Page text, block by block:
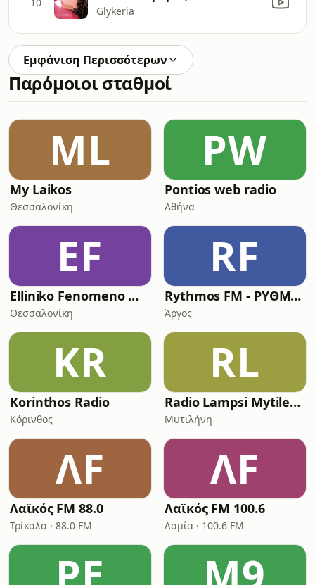
Glykeria
Εμφάνιση Περισσότερων
Παρόμοιοι σταθμοί
ML
My Laikos
Θεσσαλονίκη
PW
Pontios web radio
Αθήνα
EF
Elliniko Fenomeno Webradio
Θεσσαλονίκη
RF
Rythmos FM - ΡΥΘΜΟΣ ΛΑΙΚΑ
Άργος
KR
Korinthos Radio
Κόρινθος
RL
Radio Lampsi Mytilene
Μυτιλήνη
ΛF
Λαϊκός FM 88.0
Τρίκαλα · 88.0 FM
ΛF
Λαϊκός FM 100.6
Λαμία · 100.6 FM